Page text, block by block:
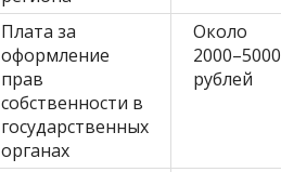
Плата за
оформление
прав
собственности в
государственных
органах
Около
2000–5000
рублей